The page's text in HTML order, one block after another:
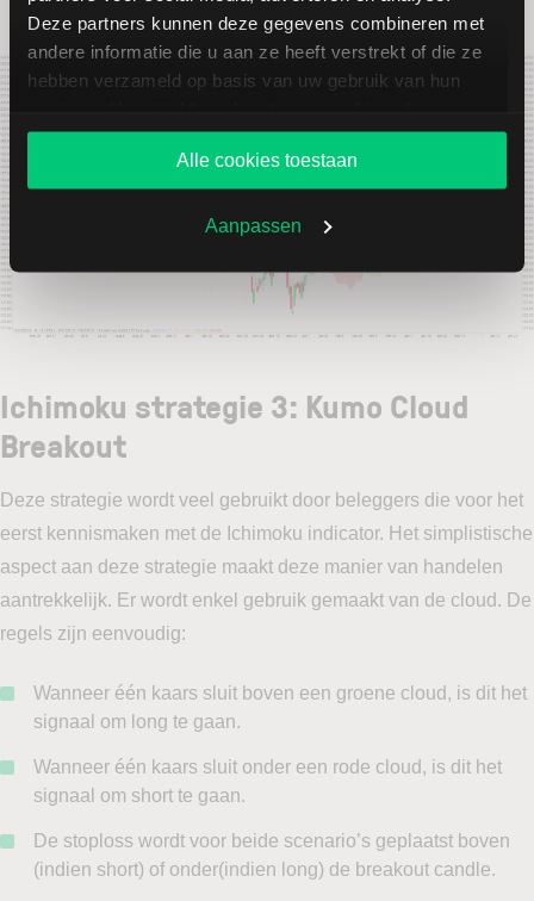
Deze partners kunnen deze gegevens combineren met
andere informatie die u aan ze heeft verstrekt of die ze
hebben verzameld op basis van uw gebruik van hun
website blijft gebruiken.
Alle cookies toestaan
Aanpassen
grote ruimte om naar boven te bewegen.
Ichimoku strategie 3: Kumo Cloud
Breakout
Deze strategie wordt veel gebruikt door beleggers die voor het
eerst kennismaken met de Ichimoku indicator. Het simplistische
aspect aan deze strategie maakt deze manier van handelen
aantrekkelijk. Er wordt enkel gebruik gemaakt van de cloud. De
regels zijn eenvoudig:
Wanneer één kaars sluit boven een groene cloud, is dit het
signaal om long te gaan.
Wanneer één kaars sluit onder een rode cloud, is dit het
signaal om short te gaan.
De stoploss wordt voor beide scenario’s geplaatst boven
(indien short) of onder(indien long) de breakout candle.